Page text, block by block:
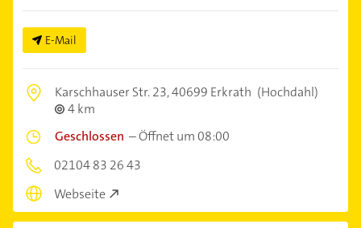
E-Mail
Karschhauser Str. 23,40699 Erkrath (Hochdahl)
4 km
Geschlossen –Öffnet um 08:00
02104 83 26 43
Webseite